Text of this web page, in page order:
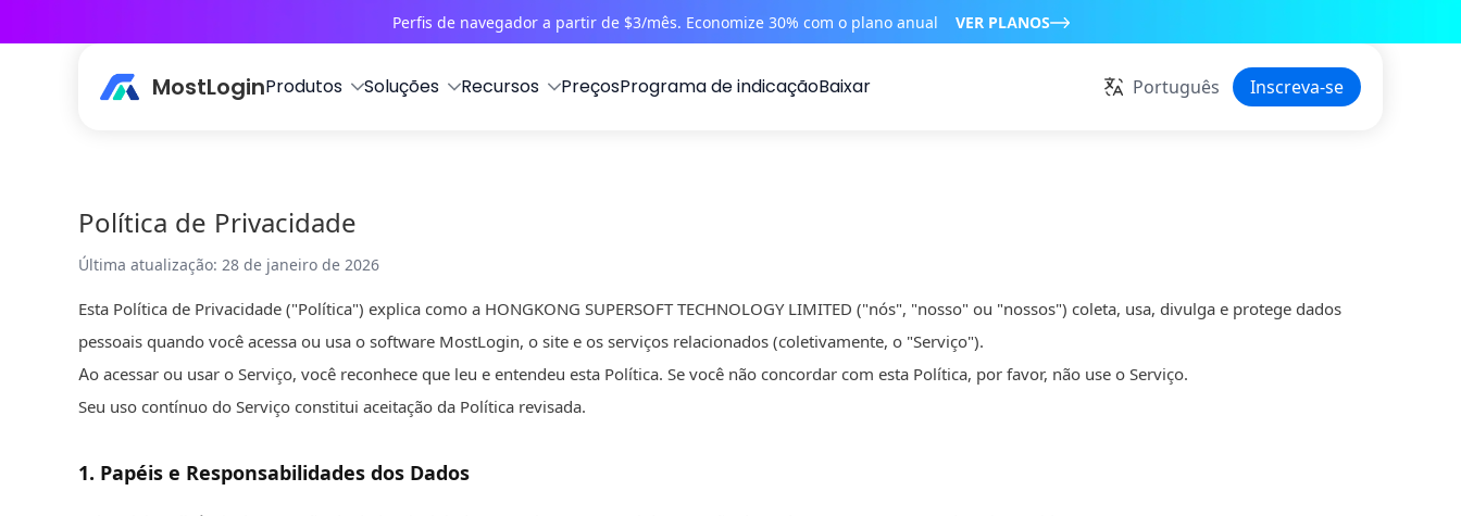
Perfis de navegador a partir de $3/mês. Economize 30% com o plano anual VER PLANOS
MostLoginProdutos Soluções Recursos PreçosPrograma de indicaçãoBaixar Português Inscreva-se
Política de Privacidade
Última atualização: 28 de janeiro de 2026
Esta Política de Privacidade ("Política") explica como a HONGKONG SUPERSOFT TECHNOLOGY LIMITED ("nós", "nosso" ou "nossos") coleta, usa, divulga e protege dados
pessoais quando você acessa ou usa o software MostLogin, o site e os serviços relacionados (coletivamente, o "Serviço").
Ao acessar ou usar o Serviço, você reconhece que leu e entendeu esta Política. Se você não concordar com esta Política, por favor, não use o Serviço.
Seu uso contínuo do Serviço constitui aceitação da Política revisada.
1. Papéis e Responsabilidades dos Dados